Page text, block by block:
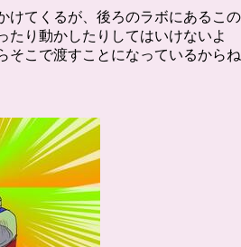
けてくるが、後ろのラボにあるこの
たり動かしたりしてはいけないよ
そこで渡すことになっているからね